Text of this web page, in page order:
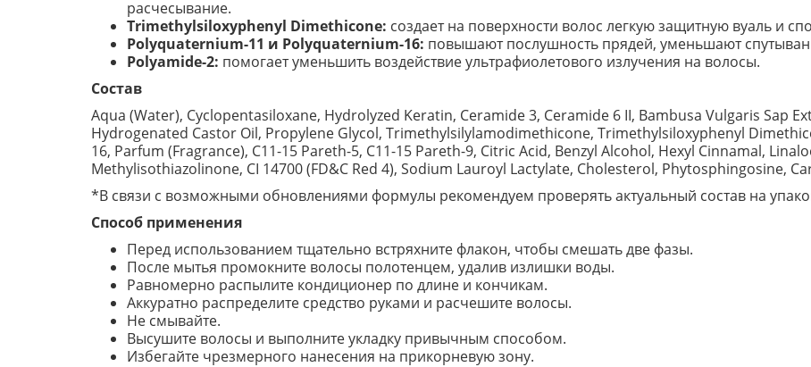
расчесывание.
Trimethylsiloxyphenyl Dimethicone: создает на поверхности волос легкую защитную вуаль и
Polyquaternium-11 и Polyquaternium-16: повышают послушность прядей, уменьшают
Polyamide-2: помогает уменьшить воздействие ультрафиолетового излучения на волосы.
Состав
Aqua (Water), Cyclopentasiloxane, Hydrolyzed Keratin, Ceramide 3, Ceramide 6 II, Bambusa Vulgaris Sap
Hydrogenated Castor Oil, Propylene Glycol, Trimethylsilylamodimethicone, Trimethylsiloxyphenyl
16, Parfum (Fragrance), C11-15 Pareth-5, C11-15 Pareth-9, Citric Acid, Benzyl Alcohol, Hexyl Cinnamal,
Methylisothiazolinone, CI 14700 (FD&C Red 4), Sodium Lauroyl Lactylate, Cholesterol, Phytosphingosine,
*В связи с возможными обновлениями формулы рекомендуем проверять актуальный состав на
Способ применения
Перед использованием тщательно встряхните флакон, чтобы смешать две фазы.
После мытья промокните волосы полотенцем, удалив излишки воды.
Равномерно распылите кондиционер по длине и кончикам.
Аккуратно распределите средство руками и расчешите волосы.
Не смывайте.
Высушите волосы и выполните укладку привычным способом.
Избегайте чрезмерного нанесения на прикорневую зону.